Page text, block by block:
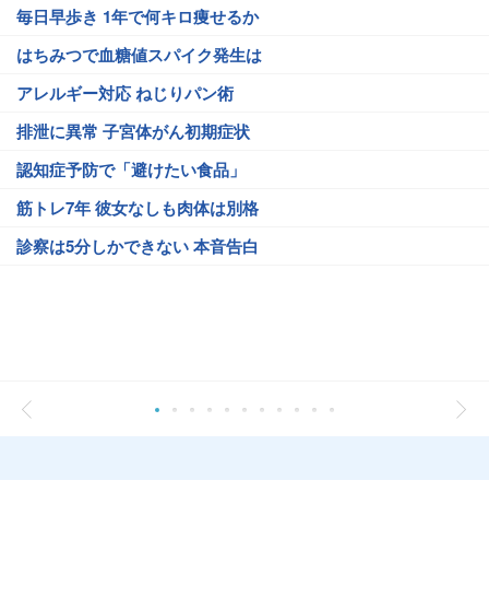
毎日早歩き 1年で何キロ痩せるか
はちみつで血糖値スパイク発生は
アレルギー対応 ねじりパン術
排泄に異常 子宮体がん初期症状
認知症予防で「避けたい食品」
筋トレ7年 彼女なしも肉体は別格
診察は5分しかできない 本音告白